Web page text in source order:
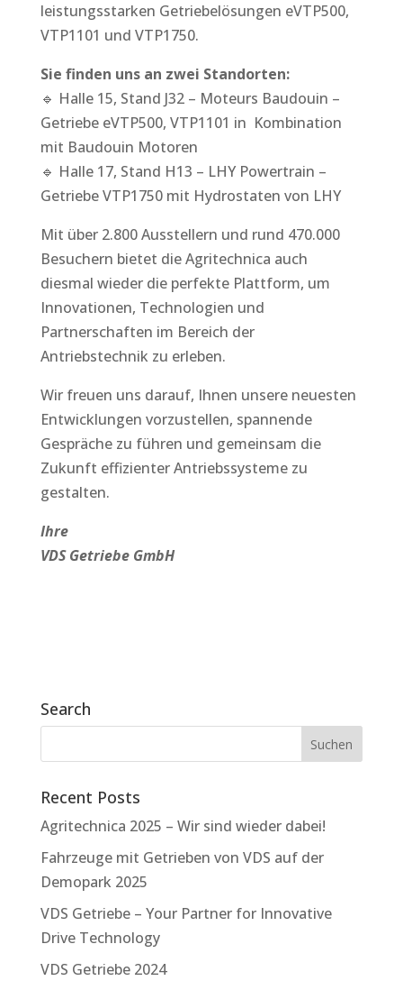
leistungsstarken Getriebelösungen eVTP500,
VTP1101 und VTP1750.
Sie finden uns an zwei Standorten:
🔹 Halle 15, Stand J32 – Moteurs Baudouin –
Getriebe eVTP500, VTP1101 in Kombination
mit Baudouin Motoren
🔹 Halle 17, Stand H13 – LHY Powertrain –
Getriebe VTP1750 mit Hydrostaten von LHY
Mit über 2.800 Ausstellern und rund 470.000
Besuchern bietet die Agritechnica auch
diesmal wieder die perfekte Plattform, um
Innovationen, Technologien und
Partnerschaften im Bereich der
Antriebstechnik zu erleben.
Wir freuen uns darauf, Ihnen unsere neuesten
Entwicklungen vorzustellen, spannende
Gespräche zu führen und gemeinsam die
Zukunft effizienter Antriebssysteme zu
gestalten.
Ihre
VDS Getriebe GmbH
Search
Recent Posts
Agritechnica 2025 – Wir sind wieder dabei!
Fahrzeuge mit Getrieben von VDS auf der
Demopark 2025
VDS Getriebe – Your Partner for Innovative
Drive Technology
VDS Getriebe 2024